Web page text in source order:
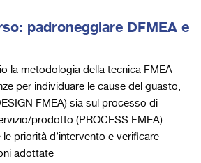
padroneggiare DFMEA e
la metodologia della tecnica FMEA
per individuare le cause del guasto,
FMEA) sia sul processo di
prodotto (PROCESS FMEA)
priorità d’intervento e verificare
adottate